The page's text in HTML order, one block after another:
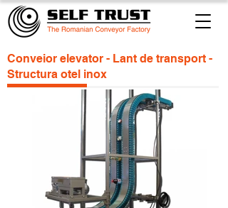
Conveior elevator - Lant de transport -
Structura otel inox